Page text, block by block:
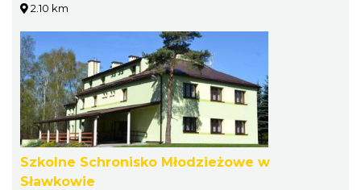
2.10 km
Szkolne Schronisko Młodzieżowe w
Sławkowie